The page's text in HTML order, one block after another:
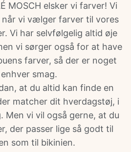
MOSCH elsker vi farver! Vi
når vi vælger farver til vores
Vi har selvfølgelig altid øje
vi sørger også for at have
farver, så der er noget
smag.
at du altid kan finde en
matcher dit hverdagstøj, i
Men vi vil også gerne, at du
der passer lige så godt til
som til bikinien.